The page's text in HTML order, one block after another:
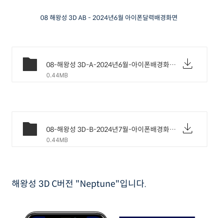
08 해왕성 3D AB - 2024년6월 아이폰달력배경화면
08-해왕성 3D-A-2024년6월-아이폰배경화면.png
0.44MB
08-해왕성 3D-B-2024년7월-아이폰배경화면.png
0.44MB
해왕성 3D C버전 "Neptune"입니다.